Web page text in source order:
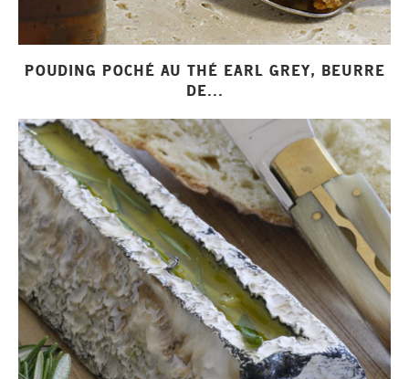
POUDING POCHÉ AU THÉ EARL GREY, BEURRE
DE...